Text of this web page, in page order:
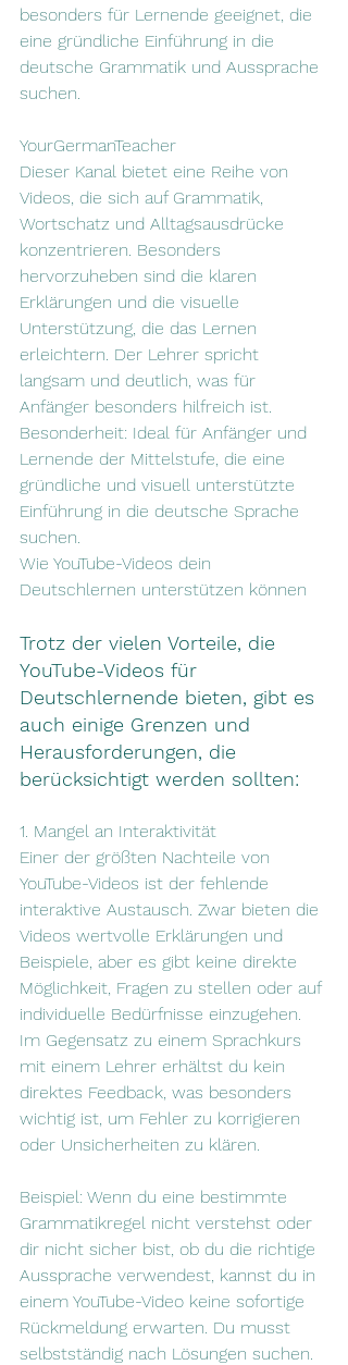
besonders für Lernende geeignet, die
eine gründliche Einführung in die
deutsche Grammatik und Aussprache
suchen.
YourGermanTeacher
Dieser Kanal bietet eine Reihe von
Videos, die sich auf Grammatik,
Wortschatz und Alltagsausdrücke
konzentrieren. Besonders
hervorzuheben sind die klaren
Erklärungen und die visuelle
Unterstützung, die das Lernen
erleichtern. Der Lehrer spricht
langsam und deutlich, was für
Anfänger besonders hilfreich ist.
Besonderheit: Ideal für Anfänger und
Lernende der Mittelstufe, die eine
gründliche und visuell unterstützte
Einführung in die deutsche Sprache
suchen.
Wie YouTube-Videos dein
Deutschlernen unterstützen können
Trotz der vielen Vorteile, die
YouTube-Videos für
Deutschlernende bieten, gibt es
auch einige Grenzen und
Herausforderungen, die
berücksichtigt werden sollten:
1. Mangel an Interaktivität
Einer der größten Nachteile von
YouTube-Videos ist der fehlende
interaktive Austausch. Zwar bieten die
Videos wertvolle Erklärungen und
Beispiele, aber es gibt keine direkte
Möglichkeit, Fragen zu stellen oder auf
individuelle Bedürfnisse einzugehen.
Im Gegensatz zu einem Sprachkurs
mit einem Lehrer erhältst du kein
direktes Feedback, was besonders
wichtig ist, um Fehler zu korrigieren
oder Unsicherheiten zu klären.
Beispiel: Wenn du eine bestimmte
Grammatikregel nicht verstehst oder
dir nicht sicher bist, ob du die richtige
Aussprache verwendest, kannst du in
einem YouTube-Video keine sofortige
Rückmeldung erwarten. Du musst
selbstständig nach Lösungen suchen.